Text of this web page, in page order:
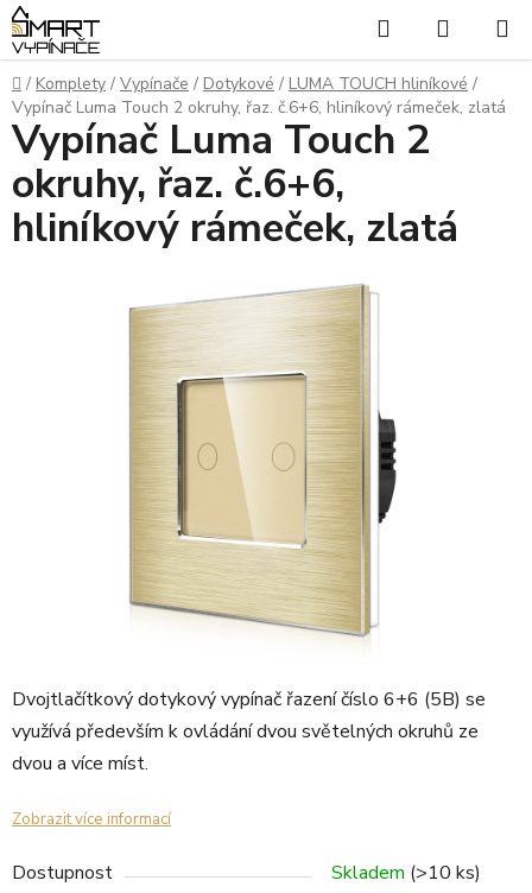
Přejít
na
obsah
Hledat
KOŠÍK
Domů
/ Komplety / Vypínače / Dotykové / LUMA TOUCH hliníkové /
Vypínač Luma Touch 2 okruhy, řaz. č.6+6, hliníkový rámeček, zlatá
Dvojtlačítkový dotykový vypínač řazení číslo 6+6 (5B) se
využívá především k ovládání dvou světelných okruhů ze
dvou a více míst.
Zobrazit více informací
Dostupnost Skladem (>10 ks)
Vypínač Luma Touch 2
okruhy, řaz. č.6+6,
hliníkový rámeček, zlatá